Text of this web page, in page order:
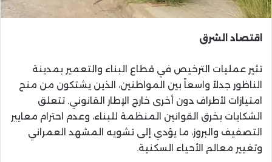
اقتصاد الشرق
تثير عمليات الترخيص في قطاع البناء والتعمير بمدينة
الناظور جدلاً واسعاً بين المواطنين، الذين يشتكون من منح
امتيازات لأطراف دون أخرى خارج الإطار القانوني. تتعلق
الشكايات بخرق القوانين المنظمة للبناء، وعدم احترام معايير
التصفيف والبروز، ما يؤدي إلى تشويه المشهد العمراني
وتغيير معالم الأحياء السكنية.